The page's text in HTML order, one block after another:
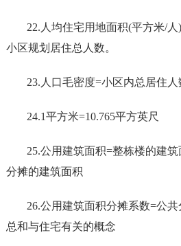
22.人均住宅用地面积(平方米/
小区规划居住总人数。
23.人口毛密度=小区内总居住
24.1平方米=10.765平方英尺
25.公用建筑面积=整栋楼的建
分摊的建筑面积
26.公用建筑面积分摊系数=公
总和与住宅有关的概念